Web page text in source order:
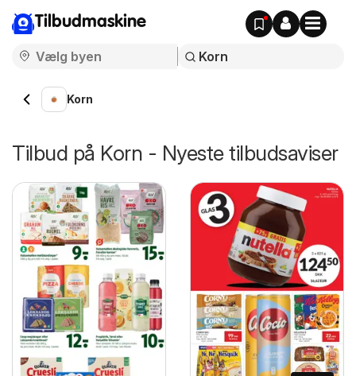
Tilbudmaskine
Korn
Tilbud på Korn - Nyeste tilbudsaviser